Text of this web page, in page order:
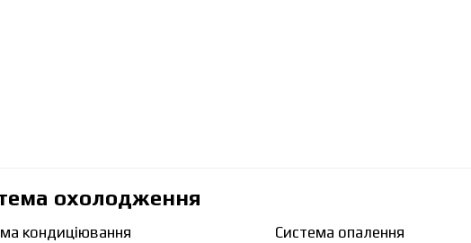
охолодження
кондиціювання Система опалення